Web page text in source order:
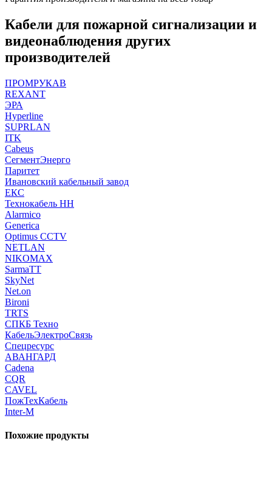
Кабели для пожарной сигнализации и
видеонаблюдения других
производителей
ПРОМРУКАВ
REXANT
ЭРА
Hyperline
SUPRLAN
ITK
Cabeus
СегментЭнерго
Паритет
Ивановский кабельный завод
ЕКС
Технокабель НН
Alarmico
Generica
Optimus CCTV
NETLAN
NIKOMAX
SarmaTT
SkyNet
Net.on
Bironi
TRTS
СПКБ Техно
КабельЭлектроСвязь
Спецресурс
АВАНГАРД
Cadena
CQR
CAVEL
ПожТехКабель
Inter-M
Похожие продукты